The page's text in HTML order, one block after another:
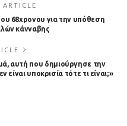
ARTICLE
68χρονου για την υπόθεση
κάνναβης
αυτή που δημιούργησε την
υποκρισία τότε τι είναι;»